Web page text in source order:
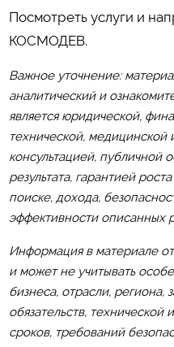
Посмотреть услуги и
КОСМОДЕВ.
Важное уточнение:
аналитический и
является юридической,
технической,
консультацией, публичной
результата, гарантией
поиске, дохода,
эффективности описанных
Информация в материале
и может не учитывать
бизнеса, отрасли, региона,
обязательств,
сроков, требований